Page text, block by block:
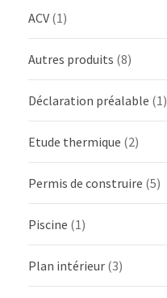
ACV (1)
Autres produits (8)
Déclaration préalable (1)
Etude thermique (2)
Permis de construire (5)
Piscine (1)
Plan intérieur (3)